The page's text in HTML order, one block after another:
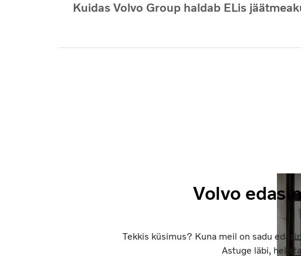
Kuidas Volvo Group haldab ELis
Volvo
Tekkis küsimus? Kuna meil on sadu
Astuge läbi,